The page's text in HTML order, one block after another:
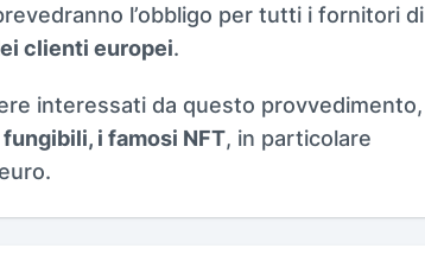
l’obbligo per tutti i fornitori di
clienti europei.
interessati da questo provvedimento,
i famosi NFT, in particolare